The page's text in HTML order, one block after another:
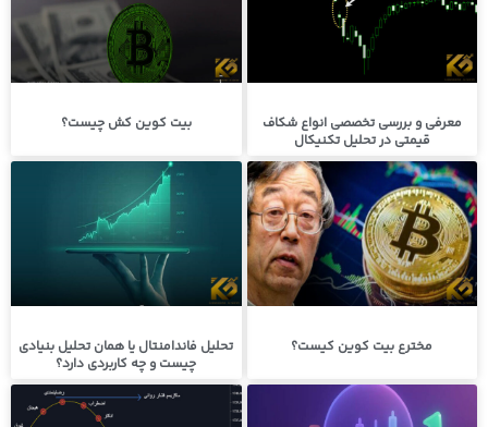
معرفی و بررسی تخصصی انواع شکاف
قیمتی در تحلیل تکنیکال
بیت کوین کش چیست؟
مخترع بیت کوین کیست؟
تحلیل فاندامنتال یا همان تحلیل بنیادی
چیست و چه کاربردی دارد؟